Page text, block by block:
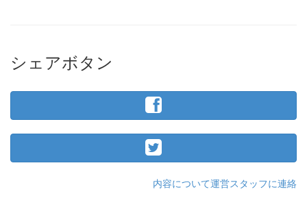
シェアボタン
内容について運営スタッフに連絡